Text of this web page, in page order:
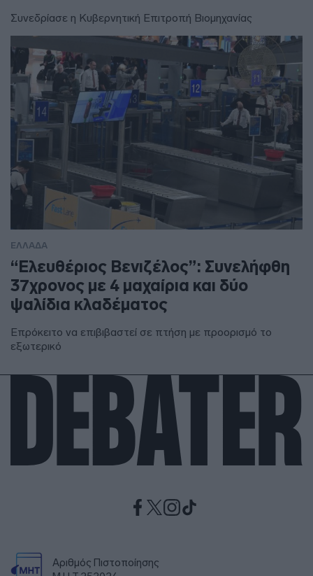
Συνεδρίασε η Κυβερνητική Επιτροπή Βιομηχανίας
ΕΛΛΑΔΑ
“Ελευθέριος Βενιζέλος”: Συνελήφθη
37χρονος με 4 μαχαίρια και δύο
ψαλίδια κλαδέματος
Επρόκειτο να επιβιβαστεί σε πτήση με προορισμό το
εξωτερικό
Αριθμός Πιστοποίησης